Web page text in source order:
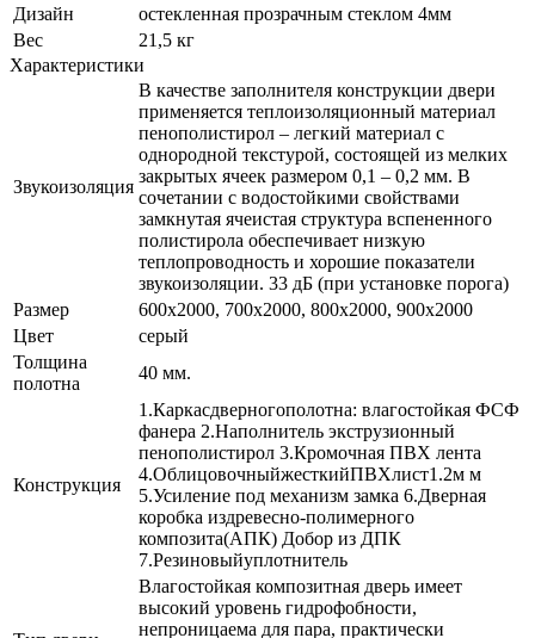
Дизайн
остекленная прозрачным стеклом 4мм
Вес
21,5 кг
Характеристики
Звукоизоляция
В качестве заполнителя конструкции двери
применяется теплоизоляционный материал
пенополистирол – легкий материал с
однородной текстурой, состоящей из мелких
закрытых ячеек размером 0,1 – 0,2 мм. В
сочетании с водостойкими свойствами
замкнутая ячеистая структура вспененного
полистирола обеспечивает низкую
теплопроводность и хорошие показатели
звукоизоляции. 33 дБ (при установке порога)
Размер
600x2000, 700x2000, 800x2000, 900x2000
Цвет
серый
Толщина
полотна
40 мм.
Конструкция
1.Каркасдверногополотна: влагостойкая ФСФ
фанера 2.Наполнитель экструзионный
пенополистирол 3.Кромочная ПВХ лента
4.ОблицовочныйжесткийПВХлист1.2м м
5.Усиление под механизм замка 6.Дверная
коробка издревесно-полимерного
композита(АПК) Добор из ДПК
7.Резиновыйуплотнитель
Влагостойкая композитная дверь имеет
высокий уровень гидрофобности,
непроницаема для пара, практически